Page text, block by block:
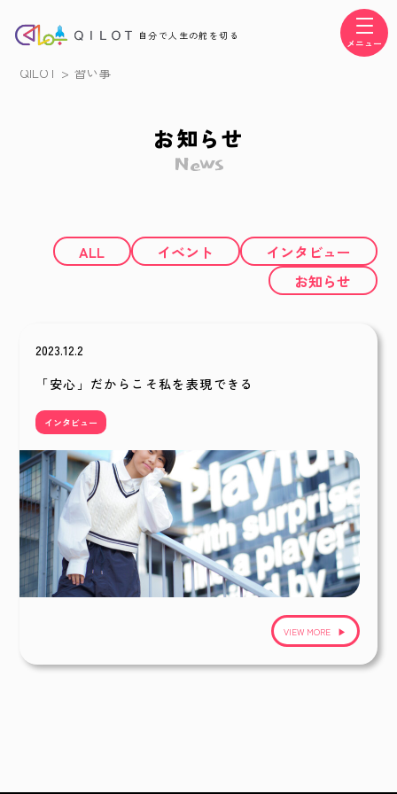
自分で人生の舵を切る
メニュー
QILOT > 習い事
お知らせ
News
ALL イベント
インタビュー
お知らせ
2023.12.2
「安心」だからこそ私を表現できる
インタビュー
VIEW MORE